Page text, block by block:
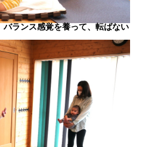
バランス感覚を養って、転ばない